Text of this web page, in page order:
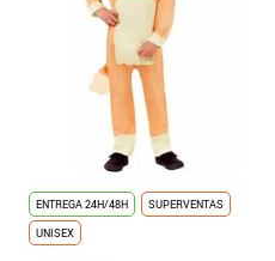
ENTREGA 24H/48H
SUPERVENTAS
UNISEX